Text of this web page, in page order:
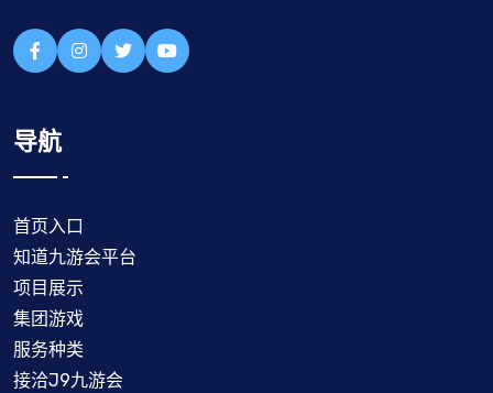
导航
首页入口
知道九游会平台
项目展示
集团游戏
服务种类
接洽J9九游会